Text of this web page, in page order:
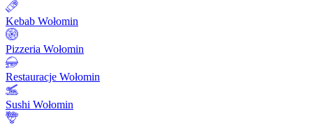
Kebab Wołomin
Pizzeria Wołomin
Restauracje Wołomin
Sushi Wołomin